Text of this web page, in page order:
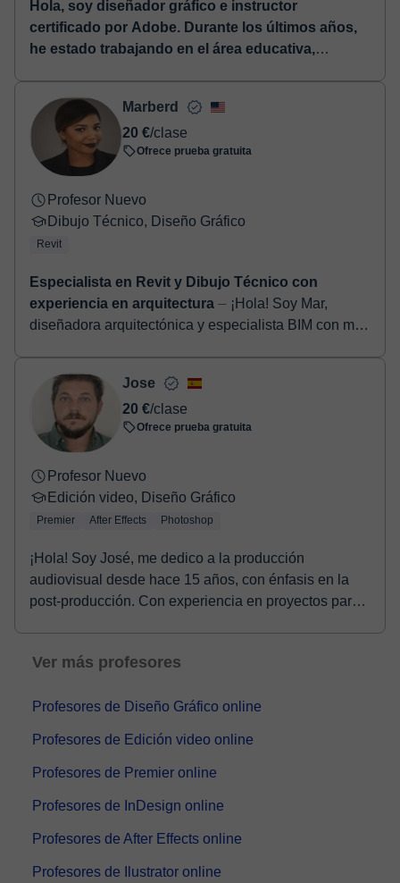
Hola, soy diseñador gráfico e instructor
certificado por Adobe. Durante los últimos años,
he estado trabajando en el área educativa,
prueba conmigo y así nos conoceremos.
soy diseñador gráfico e instructor calificado. Tengo
ideas innovadoras y pasión por todas las cosas
creativas realizadas de manera profesional y...
Marberd
20 €/clase
Ofrece prueba gratuita
Profesor Nuevo
Dibujo Técnico, Diseño Gráfico
Revit
Especialista en Revit y Dibujo Técnico con
experiencia en arquitectura ⏤ ¡Hola! Soy Mar,
diseñadora arquitectónica y especialista BIM con más
Jose
20 €/clase
Ofrece prueba gratuita
Profesor Nuevo
Edición video, Diseño Gráfico
Premier After Effects Photoshop
¡Hola! Soy José, me dedico a la producción
audiovisual desde hace 15 años, con énfasis en la
post-producción. Con experiencia en proyectos para
Ver más profesores
Profesores de Diseño Gráfico online
Profesores de Edición video online
Profesores de Premier online
Profesores de InDesign online
Profesores de After Effects online
Profesores de Ilustrator online